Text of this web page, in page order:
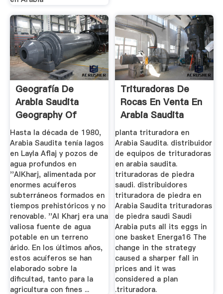
Geografía De
Arabia Saudita
Geography Of
Saudi Arabia ...
Hasta la década de 1980,
Arabia Saudita tenía lagos
en Layla Aflaj y pozos de
agua profundos en
''AlKharj, alimentada por
enormes acuíferos
subterráneos formados en
tiempos prehistóricos y no
renovable. ''Al Kharj era una
valiosa fuente de agua
potable en un terreno
árido. En los últimos años,
estos acuíferos se han
elaborado sobre la
dificultad, tanto para la
agricultura con fines ...
Trituradoras De
Rocas En Venta En
Arabia Saudita
planta trituradora en
Arabia Saudita. distribuidor
de equipos de trituradoras
en arabia saudita.
trituradoras de piedra
saudi. distribuidores
trituradora de piedra en
Arabia Saudita trituradoras
de piedra saudi Saudi
Arabia puts all its eggs in
one basket Energa16 The
change in the strategy
caused a sharper fall in
prices and it was
considered a plan
.trituradora.